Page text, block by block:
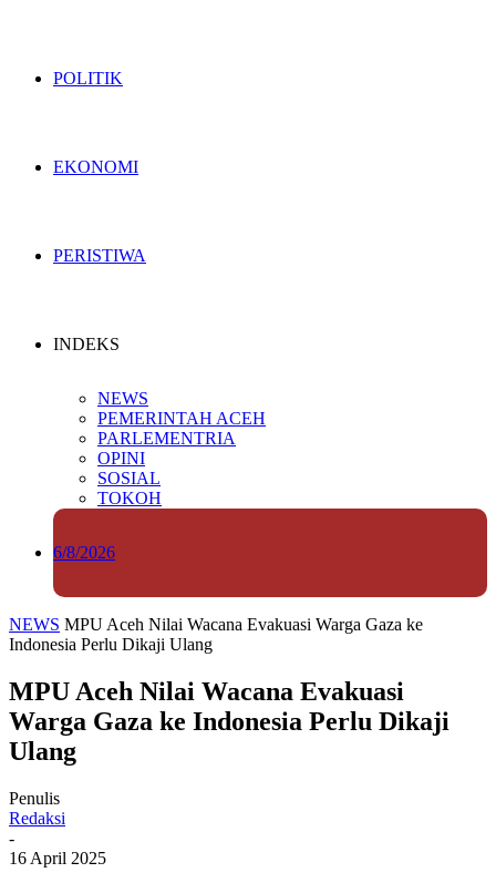
POLITIK
EKONOMI
PERISTIWA
INDEKS
NEWS
PEMERINTAH ACEH
PARLEMENTRIA
OPINI
SOSIAL
TOKOH
6/8/2026
NEWS MPU Aceh Nilai Wacana Evakuasi Warga Gaza ke
Indonesia Perlu Dikaji Ulang
MPU Aceh Nilai Wacana Evakuasi
Warga Gaza ke Indonesia Perlu Dikaji
Ulang
Penulis
Redaksi
-
16 April 2025